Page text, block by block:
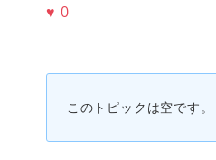
♥ 0
このトピックは空です。